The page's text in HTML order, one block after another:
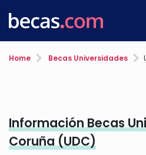
Home Becas Universidades
Información Becas
Coruña (UDC)